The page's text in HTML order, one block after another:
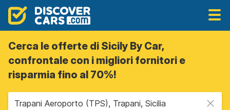
Cerca le offerte di Sicily By Car,
confrontale con i migliori fornitori e
risparmia fino al 70%!
Trapani Aeroporto (TPS), Trapani, Sicilia